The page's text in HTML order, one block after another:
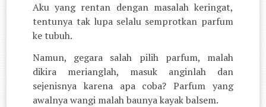
Aku yang rentan dengan masalah keringat,
tentunya tak lupa selalu semprotkan parfum
ke tubuh.
Namun, gegara salah pilih parfum, malah
dikira merianglah, masuk anginlah dan
sejenisnya karena apa coba? Parfum yang
awalnya wangi malah baunya kayak balsem.